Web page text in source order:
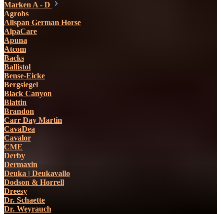
Marken A - D
Agrobs
Allspan German Horse
AlpaCare
Apuna
Atcom
Backs
Ballistol
Bense-Eicke
Bergsiegel
Black Canyon
Blattin
Brandon
Carr Day Martin
CavaDea
Cavalor
CME
Derby
Dermaxin
Deuka | Deukavallo
Dodson & Horrell
Dreesy
Dr. Schaette
Dr. Weyrauch